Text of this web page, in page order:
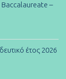
–
έτος 2026